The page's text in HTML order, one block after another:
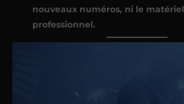
nouveaux numéros, ni le matériel
professionnel.